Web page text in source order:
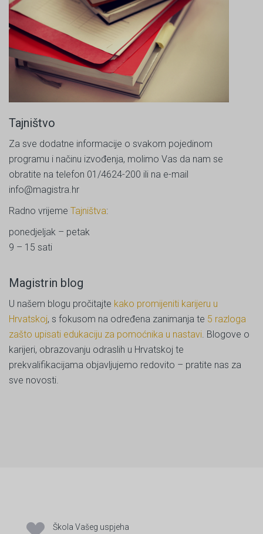
Tajništvo
Za sve dodatne informacije o svakom pojedinom
programu i načinu izvođenja, molimo Vas da nam se
obratite na telefon 01/4624-200 ili na e-mail
info@magistra.hr
Radno vrijeme Tajništva:
ponedjeljak – petak
9 – 15 sati
Magistrin blog
U našem blogu pročitajte kako promijeniti karijeru u
Hrvatskoj, s fokusom na određena zanimanja te 5 razloga
zašto upisati edukaciju za pomoćnika u nastavi. Blogove o
karijeri, obrazovanju odraslih u Hrvatskoj te
prekvalifikacijama objavljujemo redovito – pratite nas za
sve novosti.
Škola Vašeg uspjeha